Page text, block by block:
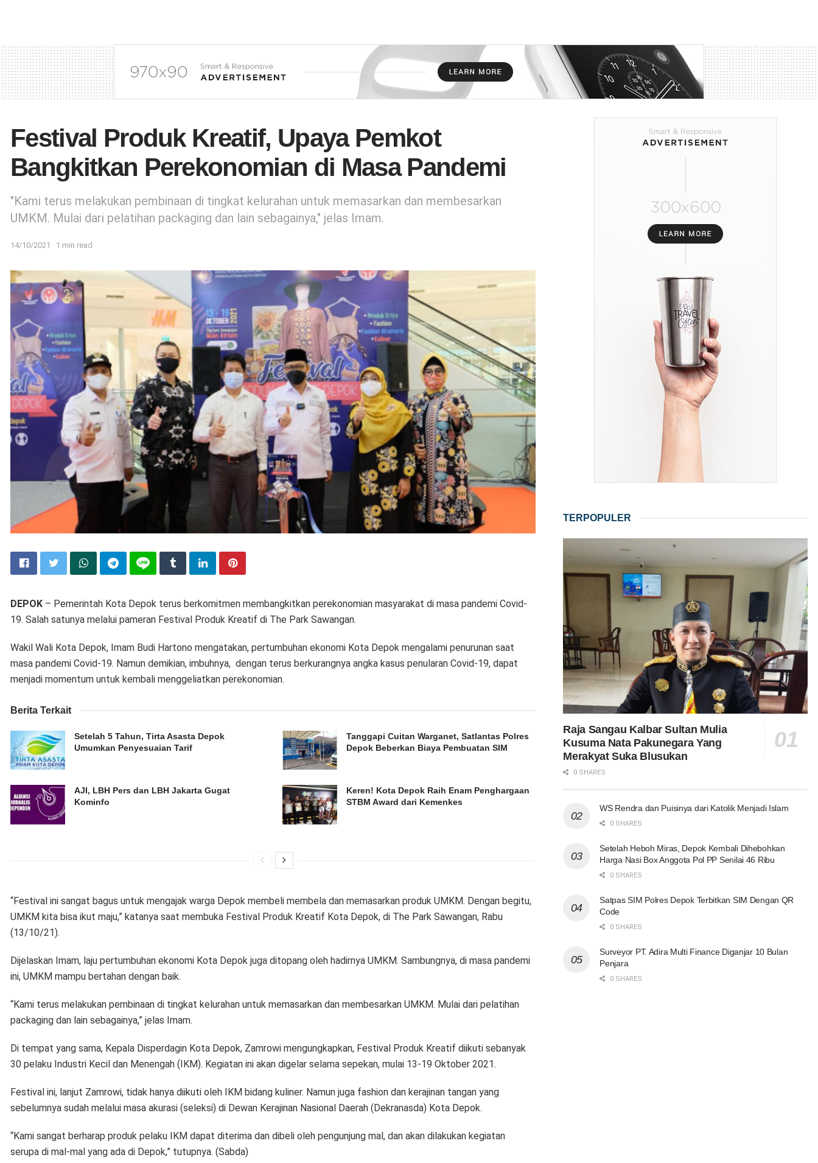
Festival Produk Kreatif, Upaya Pemkot
Bangkitkan Perekonomian di Masa Pandemi
"Kami terus melakukan pembinaan di tingkat kelurahan untuk memasarkan dan membesarkan
UMKM. Mulai dari pelatihan packaging dan lain sebagainya," jelas Imam.
14/10/2021 1 min read
DEPOK – Pemerintah Kota Depok terus berkomitmen membangkitkan perekonomian masyarakat di masa pandemi Covid-
19. Salah satunya melalui pameran Festival Produk Kreatif di The Park Sawangan.
Wakil Wali Kota Depok, Imam Budi Hartono mengatakan, pertumbuhan ekonomi Kota Depok mengalami penurunan saat
masa pandemi Covid-19. Namun demikian, imbuhnya, dengan terus berkurangnya angka kasus penularan Covid-19, dapat
menjadi momentum untuk kembali menggeliatkan perekonomian.
Berita Terkait
Setelah 5 Tahun, Tirta Asasta Depok
Umumkan Penyesuaian Tarif
Tanggapi Cuitan Warganet, Satlantas Polres
Depok Beberkan Biaya Pembuatan SIM
AJI, LBH Pers dan LBH Jakarta Gugat
Kominfo
Keren! Kota Depok Raih Enam Penghargaan
STBM Award dari Kemenkes
“Festival ini sangat bagus untuk mengajak warga Depok membeli membela dan memasarkan produk UMKM. Dengan begitu,
UMKM kita bisa ikut maju,” katanya saat membuka Festival Produk Kreatif Kota Depok, di The Park Sawangan, Rabu
(13/10/21).
Dijelaskan Imam, laju pertumbuhan ekonomi Kota Depok juga ditopang oleh hadirnya UMKM. Sambungnya, di masa pandemi
ini, UMKM mampu bertahan dengan baik.
“Kami terus melakukan pembinaan di tingkat kelurahan untuk memasarkan dan membesarkan UMKM. Mulai dari pelatihan
packaging dan lain sebagainya,” jelas Imam.
Di tempat yang sama, Kepala Disperdagin Kota Depok, Zamrowi mengungkapkan, Festival Produk Kreatif diikuti sebanyak
30 pelaku Industri Kecil dan Menengah (IKM). Kegiatan ini akan digelar selama sepekan, mulai 13-19 Oktober 2021.
Festival ini, lanjut Zamrowi, tidak hanya diikuti oleh IKM bidang kuliner. Namun juga fashion dan kerajinan tangan yang
sebelumnya sudah melalui masa akurasi (seleksi) di Dewan Kerajinan Nasional Daerah (Dekranasda) Kota Depok.
“Kami sangat berharap produk pelaku IKM dapat diterima dan dibeli oleh pengunjung mal, dan akan dilakukan kegiatan
serupa di mal-mal yang ada di Depok,” tutupnya. (Sabda)
TERPOPULER
Raja Sangau Kalbar Sultan Mulia
Kusuma Nata Pakunegara Yang
Merakyat Suka Blusukan
0 SHARES
WS Rendra dan Puisinya dari Katolik Menjadi Islam
0 SHARES
Setelah Heboh Miras, Depok Kembali Dihebohkan
Harga Nasi Box Anggota Pol PP Senilai 46 Ribu
0 SHARES
Satpas SIM Polres Depok Terbitkan SIM Dengan QR
Code
0 SHARES
Surveyor PT. Adira Multi Finance Diganjar 10 Bulan
Penjara
0 SHARES